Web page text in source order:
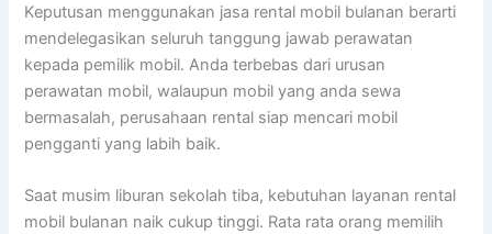
Keputusan menggunakan jasa rental mobil bulanan berarti
mendelegasikan seluruh tanggung jawab perawatan
kepada pemilik mobil. Anda terbebas dari urusan
perawatan mobil, walaupun mobil yang anda sewa
bermasalah, perusahaan rental siap mencari mobil
pengganti yang labih baik.
Saat musim liburan sekolah tiba, kebutuhan layanan rental
mobil bulanan naik cukup tinggi. Rata rata orang memilih